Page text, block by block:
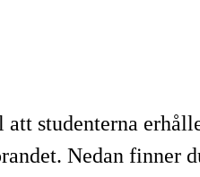
studenterna
Nedan